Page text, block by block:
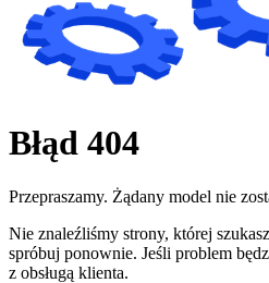
Błąd 404
Przepraszamy. Żądany model nie
Nie znaleźliśmy strony, której
spróbuj ponownie. Jeśli problem
z obsługą klienta.